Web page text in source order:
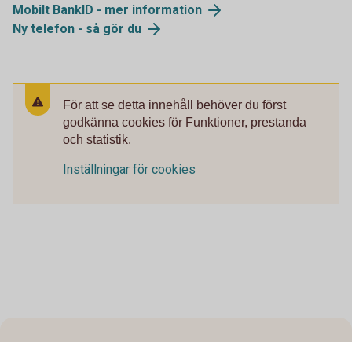
Mobilt BankID - mer information
Ny telefon - så gör du
För att se detta innehåll behöver du först
godkänna cookies för Funktioner, prestanda
och statistik.
Inställningar för cookies